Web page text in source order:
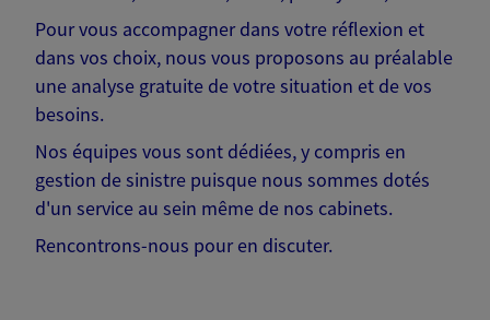
Pour vous accompagner dans votre réflexion et
dans vos choix, nous vous proposons au préalable
une analyse gratuite de votre situation et de vos
besoins.
Nos équipes vous sont dédiées, y compris en
gestion de sinistre puisque nous sommes dotés
d'un service au sein même de nos cabinets.
Rencontrons-nous pour en discuter.